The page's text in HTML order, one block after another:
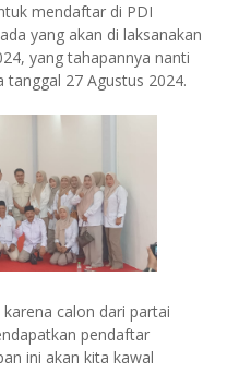
mendaftar di PDI
yang akan di laksanakan
yang tahapannya nanti
tanggal 27 Agustus 2024.
calon dari partai
pendaftar
ini akan kita kawal